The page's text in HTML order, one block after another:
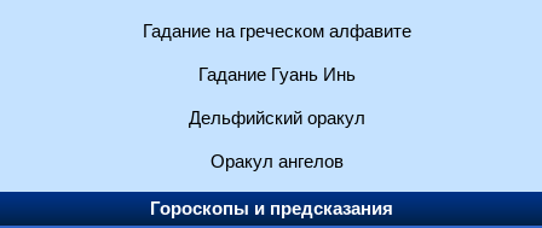
Гадание на греческом алфавите
Гадание Гуань Инь
Дельфийский оракул
Оракул ангелов
Гороскопы и предсказания